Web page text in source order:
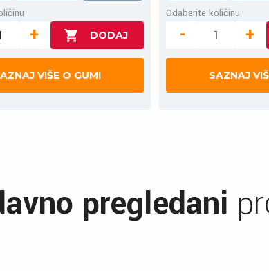
+
VIŠE O GUMI
Odaberite količinu
- +
SAZNAJ
pregledani